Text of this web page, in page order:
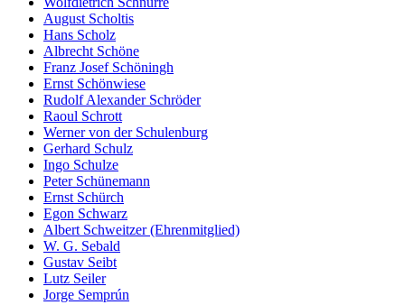
August Scholtis
Hans Scholz
Albrecht Schöne
Franz Josef Schöningh
Ernst Schönwiese
Rudolf Alexander Schröder
Raoul Schrott
Werner von der Schulenburg
Gerhard Schulz
Ingo Schulze
Peter Schünemann
Ernst Schürch
Egon Schwarz
Albert Schweitzer (Ehrenmitglied)
W. G. Sebald
Gustav Seibt
Lutz Seiler
Jorge Semprún